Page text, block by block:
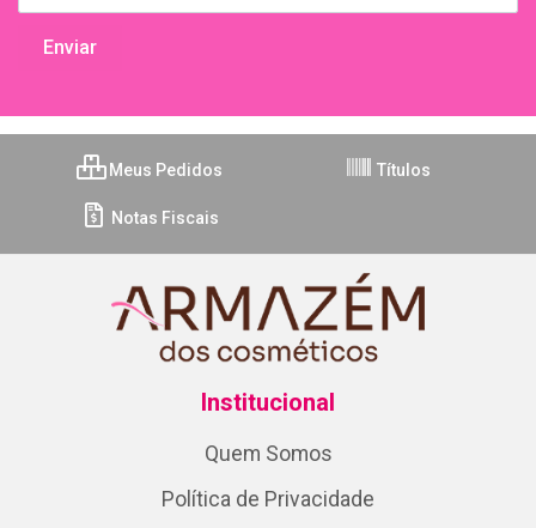
Meus Pedidos Títulos
Notas Fiscais
Institucional
Quem Somos
Política de Privacidade